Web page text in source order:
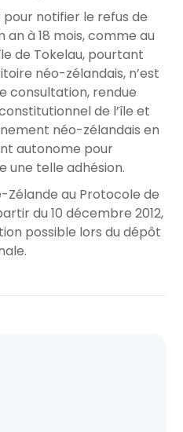
notifier le refus de
à 18 mois, comme au
de Tokelau, pourtant
néo-zélandais, n’est
consultation, rendue
de l’île et
néo-zélandais en
autonome pour
une telle adhésion.
Zélande au Protocole de
du 10 décembre 2012,
possible lors du dépôt